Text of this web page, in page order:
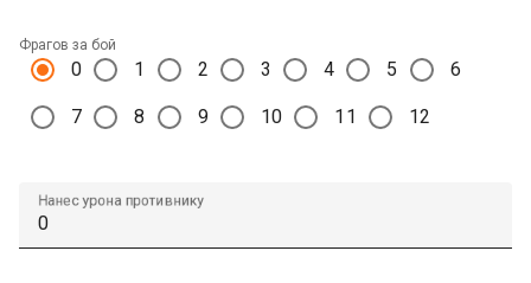
Фрагов за бой
0 1 2 3 4 5 6
7 8 9 10 11 12
Нанес урона противнику